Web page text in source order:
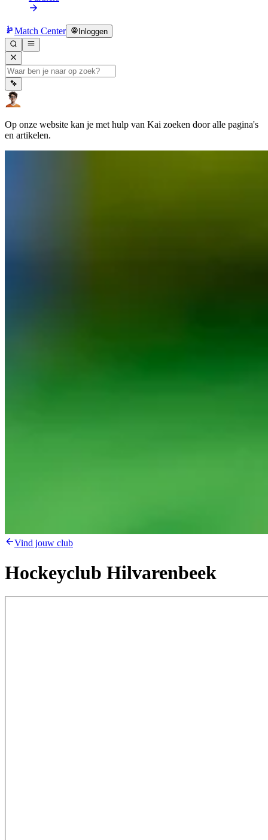
Match Center Inloggen
Op onze website kan je met hulp van Kai zoeken door alle pagina's
en artikelen.
Vind jouw club
Hockeyclub Hilvarenbeek